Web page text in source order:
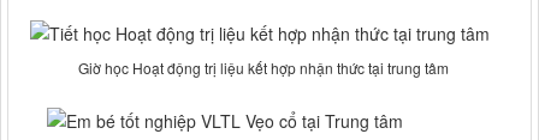
Giờ học Hoạt động trị liệu kết hợp nhận thức tại trung tâm